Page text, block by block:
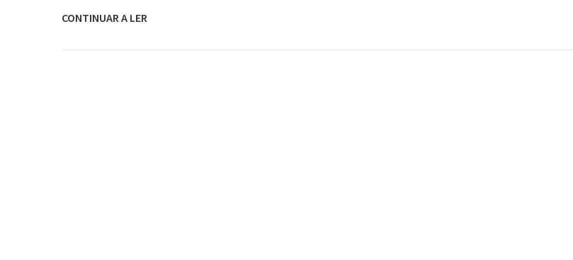
CONTINUAR A LER